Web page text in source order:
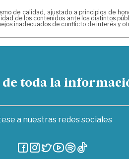
de calidad, ajustado a principios de
de los contenidos ante los distintos
inadecuados de conflicto de interés y
de toda la
a nuestras redes sociales